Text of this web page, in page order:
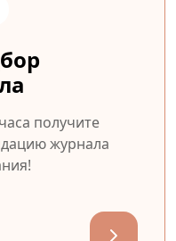
получите
журнала